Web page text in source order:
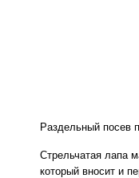
Раздельный посев
Стрельчатая лапа
который вносит и